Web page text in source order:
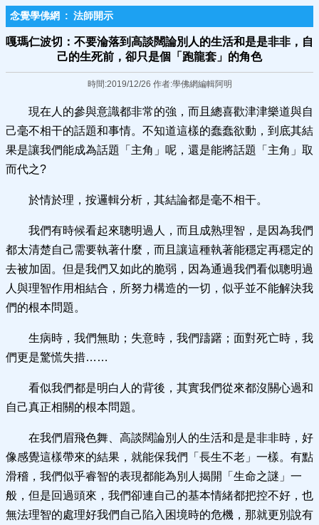
念覺學佛網 : 法師開示
嘎瑪仁波切：不要淪落到高談闊論別人的生活和是是非非，自
己的生死前，卻只是個「跑龍套」的角色
時間:2019/12/26 作者:學佛網編輯阿明
現在人的參與意識都非常的強，而且總喜歡津津樂道與自
己毫不相干的話題和事情。不知道這樣的蠢蠢欲動，到底其結
果是讓我們能成為話題「主角」呢，還是能將話題「主角」取
而代之?
於情於理，按邏輯分析，其結論都是毫不相干。
我們有時候看起來聰明過人，而且成熟理智，是因為我們
都太清楚自己需要執著什麼，而且讓這種執著能穩定再穩定的
去被加固。但是我們又如此的脆弱，因為通過我們看似聰明過
人與理智作用相結合，所努力構造的一切，似乎並不能解決我
們的根本問題。
生病時，我們無助；失意時，我們躊躇；面對死亡時，我
們更是驚慌失措……
看似我們都是明白人的背後，其實我們從來都沒關心過和
自己真正相關的根本問題。
在我們眉飛色舞、高談闊論別人的生活和是是非非時，好
像感覺這樣帶來的結果，就能保我們「長生不老」一樣。有點
滑稽，我們似乎睿智的表現都能為別人揭開「生命之謎」一
般，但是回過頭來，我們卻連自己的基本情緒都把控不好，也
無法理智的處理好我們自己陷入困境時的危機，那就更別說有